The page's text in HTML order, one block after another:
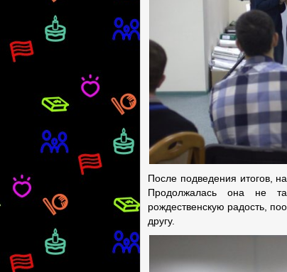
После подведения итогов,
Продолжалась она не
рождественскую радость,
другу.